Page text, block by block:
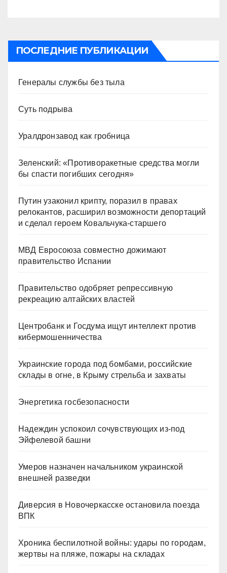
ПОСЛЕДНИЕ ПУБЛИКАЦИИ
Генералы службы без тыла
Суть подрыва
Уралдронзавод как гробница
Зеленский: «Противоракетные средства могли
бы спасти погибших сегодня»
Путин узаконил крипту, поразил в правах
релокантов, расширил возможности депортаций
и сделал героем Ковальчука-старшего
МВД Евросоюза совместно дожимают
правительство Испании
Правительство одобряет репрессивную
рекреацию алтайских властей
Центробанк и Госдума ищут интеллект против
кибермошенничества
Украинские города под бомбами, российские
склады в огне, в Крыму стрельба и захваты
Энергетика госбезопасности
Надеждин успокоил сочувствующих из-под
Эйфелевой башни
Умеров назначен начальником украинской
внешней разведки
Диверсия в Новочеркасске остановила поезда
ВПК
Хроника беспилотной войны: удары по городам,
жертвы на пляже, пожары на складах